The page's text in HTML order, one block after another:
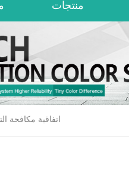
منتجات
اتفاقية مكافحة